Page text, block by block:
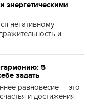
энергетическими
негативному
и
гармонию: 5
задать
равновесие — это
и достижения